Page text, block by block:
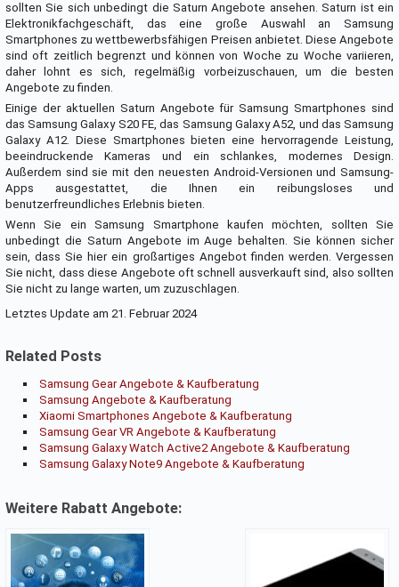
sollten Sie sich unbedingt die Saturn Angebote ansehen. Saturn ist ein
Elektronikfachgeschäft, das eine große Auswahl an Samsung
Smartphones zu wettbewerbsfähigen Preisen anbietet. Diese Angebote
sind oft zeitlich begrenzt und können von Woche zu Woche variieren,
daher lohnt es sich, regelmäßig vorbeizuschauen, um die besten
Angebote zu finden.
Einige der aktuellen Saturn Angebote für Samsung Smartphones sind
das Samsung Galaxy S20 FE, das Samsung Galaxy A52, und das Samsung
Galaxy A12. Diese Smartphones bieten eine hervorragende Leistung,
beeindruckende Kameras und ein schlankes, modernes Design.
Außerdem sind sie mit den neuesten Android-Versionen und Samsung-
Apps ausgestattet, die Ihnen ein reibungsloses und
benutzerfreundliches Erlebnis bieten.
Wenn Sie ein Samsung Smartphone kaufen möchten, sollten Sie
unbedingt die Saturn Angebote im Auge behalten. Sie können sicher
sein, dass Sie hier ein großartiges Angebot finden werden. Vergessen
Sie nicht, dass diese Angebote oft schnell ausverkauft sind, also sollten
Sie nicht zu lange warten, um zuzuschlagen.
Letztes Update am 21. Februar 2024
Related Posts
Samsung Gear Angebote & Kaufberatung
Samsung Angebote & Kaufberatung
Xiaomi Smartphones Angebote & Kaufberatung
Samsung Gear VR Angebote & Kaufberatung
Samsung Galaxy Watch Active2 Angebote & Kaufberatung
Samsung Galaxy Note9 Angebote & Kaufberatung
Weitere Rabatt Angebote: